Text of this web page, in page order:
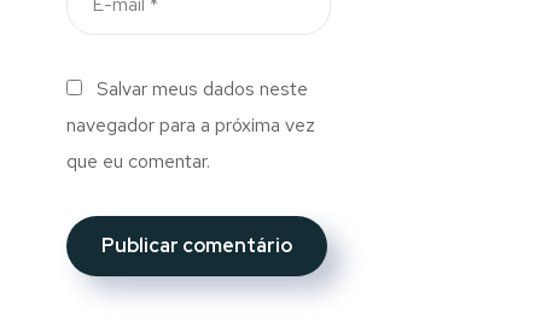
Salvar meus dados neste
navegador para a próxima vez
que eu comentar.